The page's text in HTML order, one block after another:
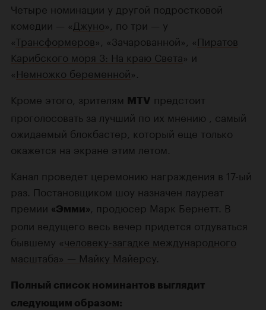
Четыре номинации у другой подростковой
комедии — «Джуно», по три — у
«Трансформеров», «Зачарованной», «Пиратов
Карибского моря 3: На краю Света» и
«Немножко беременной».
Кроме этого, зрителям MTV предстоит
проголосовать за лучший по их мнению , самый
ожидаемый блокбастер, который еще только
окажется на экране этим летом.
Канал проведет церемонию награждения в 17-ый
раз. Постановщиком шоу назначен лауреат
премии «Эмми»
, продюсер Марк Бернетт. В
роли ведущего весь вечер придется отдуваться
бывшему «человеку-загадке международного
масштаба» — Майку Майерсу
Полный список номинантов выглядит
следующим образом: